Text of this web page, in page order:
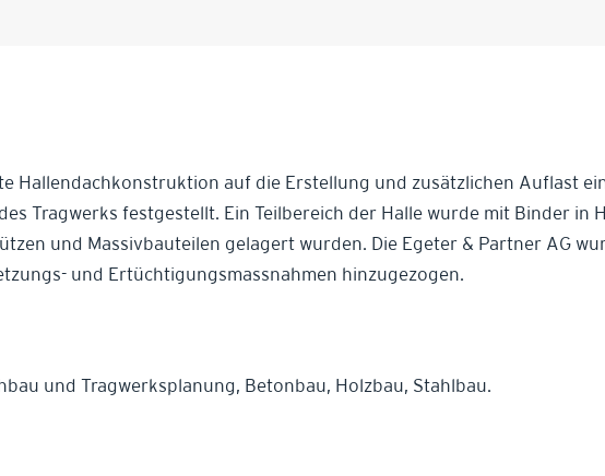
Hallendachkonstruktion auf die Erstellung und zusätzlichen Auflast
Tragwerks festgestellt. Ein Teilbereich der Halle wurde mit Binder in
und Massivbauteilen gelagert wurden. Die Egeter & Partner AG
und Ertüchtigungsmassnahmen hinzugezogen.
und Tragwerksplanung, Betonbau, Holzbau, Stahlbau.